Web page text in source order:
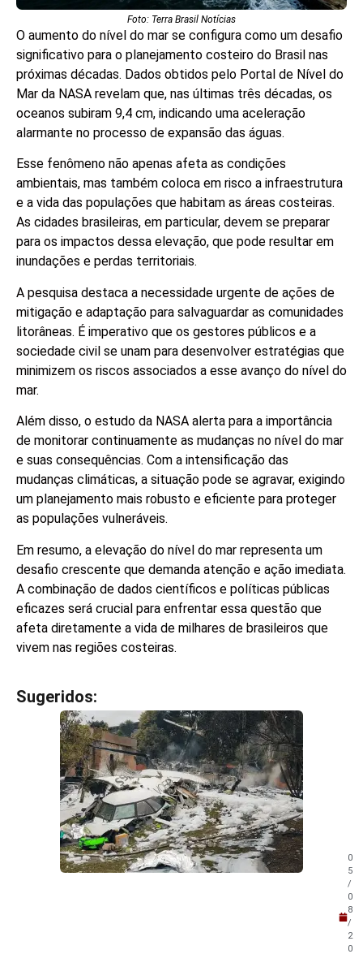
Foto: Terra Brasil Notícias
O aumento do nível do mar se configura como um desafio
significativo para o planejamento costeiro do Brasil nas
próximas décadas. Dados obtidos pelo Portal de Nível do
Mar da NASA revelam que, nas últimas três décadas, os
oceanos subiram 9,4 cm, indicando uma aceleração
alarmante no processo de expansão das águas.
Esse fenômeno não apenas afeta as condições
ambientais, mas também coloca em risco a infraestrutura
e a vida das populações que habitam as áreas costeiras.
As cidades brasileiras, em particular, devem se preparar
para os impactos dessa elevação, que pode resultar em
inundações e perdas territoriais.
A pesquisa destaca a necessidade urgente de ações de
mitigação e adaptação para salvaguardar as comunidades
litorâneas. É imperativo que os gestores públicos e a
sociedade civil se unam para desenvolver estratégias que
minimizem os riscos associados a esse avanço do nível do
mar.
Além disso, o estudo da NASA alerta para a importância
de monitorar continuamente as mudanças no nível do mar
e suas consequências. Com a intensificação das
mudanças climáticas, a situação pode se agravar, exigindo
um planejamento mais robusto e eficiente para proteger
as populações vulneráveis.
Em resumo, a elevação do nível do mar representa um
desafio crescente que demanda atenção e ação imediata.
A combinação de dados científicos e políticas públicas
eficazes será crucial para enfrentar essa questão que
afeta diretamente a vida de milhares de brasileiros que
vivem nas regiões costeiras.
Sugeridos:
0
5
/
0
8
/
2
0